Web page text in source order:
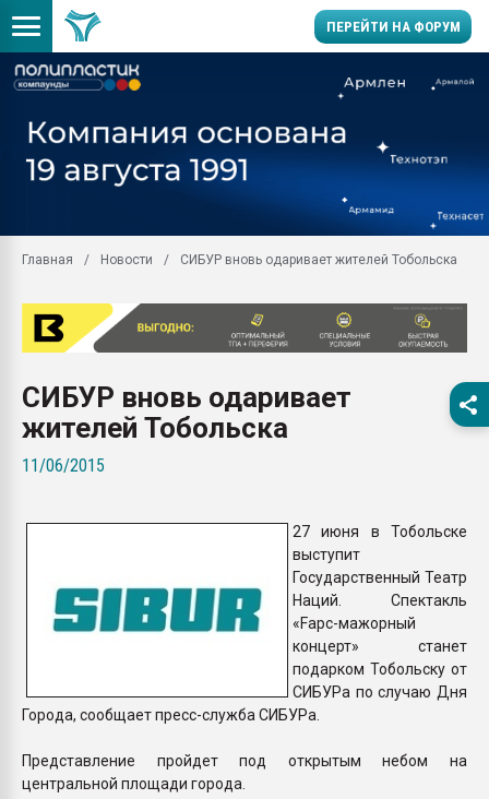
ПЕРЕЙТИ НА ФОРУМ
производство SPC
заводу пластмасс"
Помощь в подборе
Вакуум-формовочные
ближайшее
Подмосковье, Москва
первый план в
бутылок
ПЕРЕЙТИ НА
Главная Новости СИБУР вновь одаривает жителей Тобольска
СИБУР вновь одаривает
жителей Тобольска
11/06/2015
27 июня в Тобольске
выступит
Государственный Театр
Наций. Спектакль
«Fарс-мажорный
концерт» станет
подарком Тобольску от
СИБУРа по случаю Дня
Города, сообщает пресс-служба СИБУРа.
Представление пройдет под открытым небом на
центральной площади города.